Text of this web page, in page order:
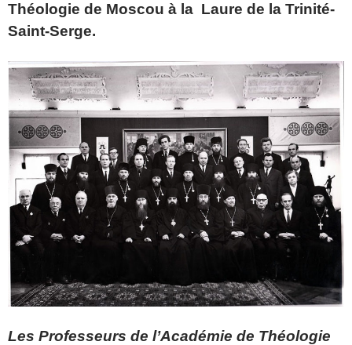
Théologie de Moscou à la Laure de la Trinité-
Saint-Serge.
Les Professeurs de l’Académie de Théologie